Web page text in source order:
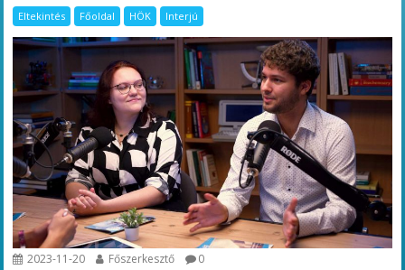
Eltekintés Főoldal HÖK Interjú
2023-11-20 Főszerkesztő 0